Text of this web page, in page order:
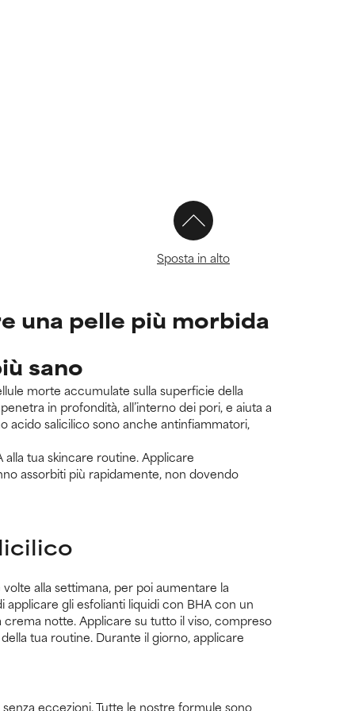
Sposta in alto
una pelle più morbida
sano
morte accumulate sulla superficie della
in profondità, all’interno dei pori, e aiuta a
salicilico sono anche antinfiammatori,
tua skincare routine. Applicare
assorbiti più rapidamente, non dovendo
alla settimana, per poi aumentare la
gli esfolianti liquidi con BHA con un
notte. Applicare su tutto il viso, compreso
tua routine. Durante il giorno, applicare
eccezioni. Tutte le nostre formule sono